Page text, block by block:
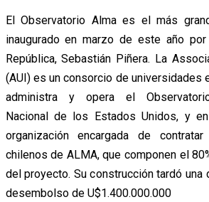
El Observatorio Alma es el más
inaugurado en marzo de este año
República, Sebastián Piñera. La
(AUI) es un consorcio de universidades
administra y opera el
Nacional de los Estados Unidos, y
organización encargada de
chilenos de ALMA, que componen el
del proyecto. Su construcción tardó una
desembolso de U$1.400.000.000